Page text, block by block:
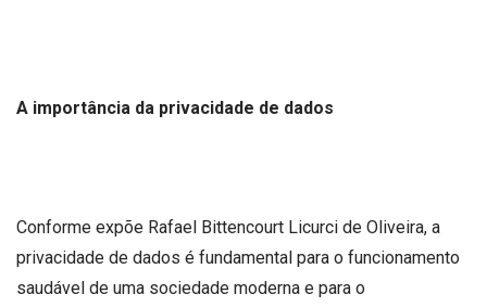
A importância da privacidade de dados
Conforme expõe Rafael Bittencourt Licurci de Oliveira, a
privacidade de dados é fundamental para o funcionamento
saudável de uma sociedade moderna e para o